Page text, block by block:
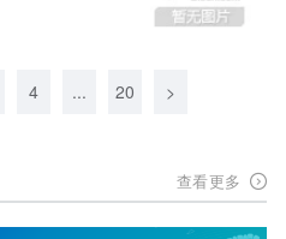
4 ... 20 >
查看更多